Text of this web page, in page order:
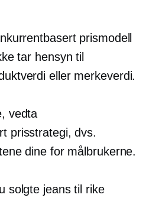
prismodell
tar hensyn til
eller merkeverdi.
vedta
prisstrategi, dvs.
dine for målbrukerne.
solgte jeans til rike